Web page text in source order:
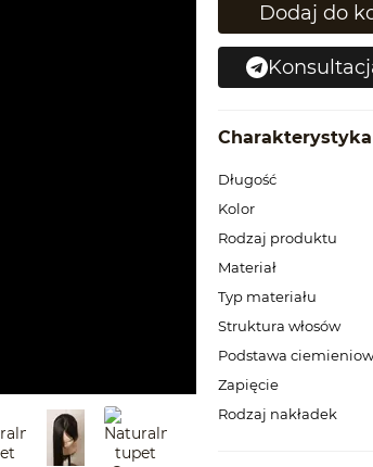
Dodaj do
Charakterystyka
Długość
Kolor
Rodzaj produktu
Materiał
Typ materiału
Struktura włosów
Podstawa
Zapięcie
Rodzaj nakładek